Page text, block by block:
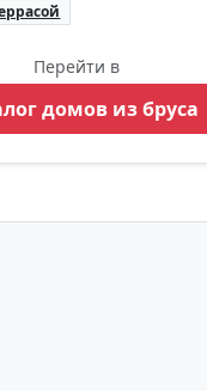
Перейти в
домов из бруса